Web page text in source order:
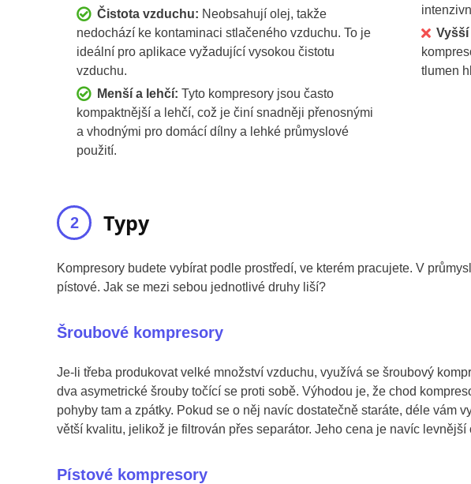
Čistota vzduchu: Neobsahují olej, takže
nedochází ke kontaminaci stlačeného vzduchu. To je
ideální pro aplikace vyžadující vysokou čistotu
vzduchu.
Menší a lehčí: Tyto kompresory jsou často
kompaktnější a lehčí, což je činí snadněji přenosnými
a vhodnými pro domácí dílny a lehké průmyslové
použití.
tlumen
Typy
Kompresory budete vybírat podle prostředí, ve kterém pracujete. V
pístové. Jak se mezi sebou jednotlivé druhy liší?
Šroubové kompresory
Je-li třeba produkovat velké množství vzduchu, využívá se šroubový
dva asymetrické šrouby točící se proti sobě. Výhodou je, že chod
pohyby tam a zpátky. Pokud se o něj navíc dostatečně staráte, déle vám
větší kvalitu, jelikož je filtrován přes separátor. Jeho cena je navíc levnější
Pístové kompresory